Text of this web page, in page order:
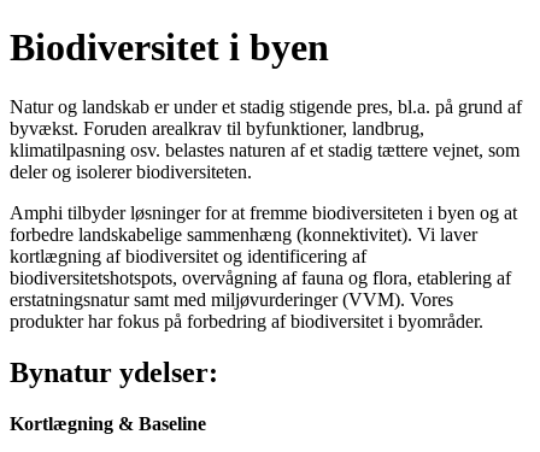
Biodiversitet i byen
Natur og landskab er under et stadig stigende pres, bl.a. på grund af
byvækst. Foruden arealkrav til byfunktioner, landbrug,
klimatilpasning osv. belastes naturen af et stadig tættere vejnet, som
deler og isolerer biodiversiteten.
Amphi tilbyder løsninger for at fremme biodiversiteten i byen og at
forbedre landskabelige sammenhæng (konnektivitet). Vi laver
kortlægning af biodiversitet og identificering af
biodiversitetshotspots, overvågning af fauna og flora, etablering af
erstatningsnatur samt med miljøvurderinger (VVM). Vores
produkter har fokus på forbedring af biodiversitet i byområder.
Bynatur ydelser:
Kortlægning & Baseline